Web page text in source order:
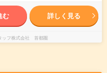
む 詳しく見る
ッフ株式会社 首都圏